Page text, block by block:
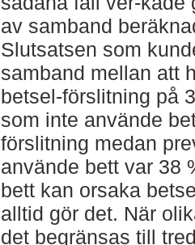
av samband
Slutsatsen som
samband mellan att
betsel-förslitning på
som inte använde
förslitning medan
använde bett var 38
bett kan orsaka
alltid gör det. När
det begränsas till